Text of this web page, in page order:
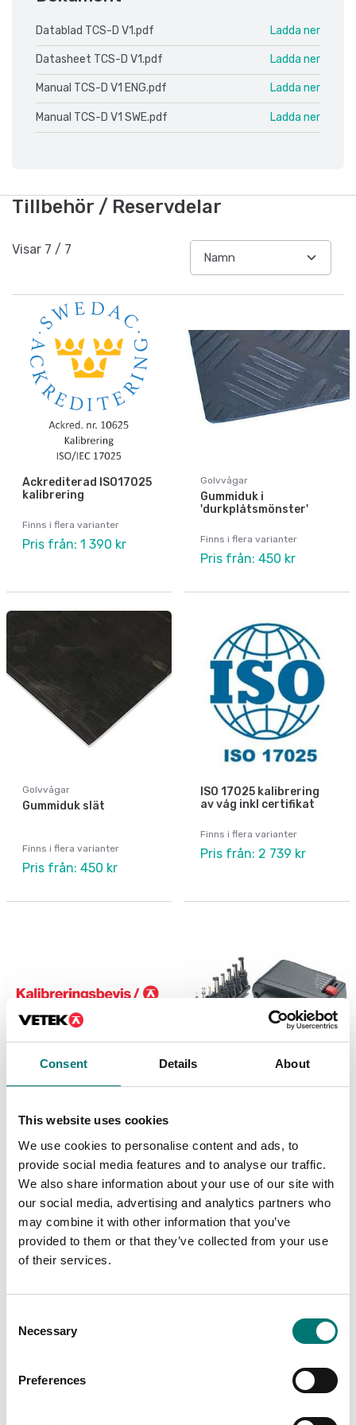
Consent Details About
This website uses cookies
We use cookies to personalise content and ads, to
provide social media features and to analyse our traffic.
We also share information about your use of our site with
our social media, advertising and analytics partners who
may combine it with other information that you’ve
provided to them or that they’ve collected from your use
of their services.
Selection
Necessary
Preferences
Datablad TCS-D V1.pdf Ladda ner
Datasheet TCS-D V1.pdf Ladda ner
Manual TCS-D V1 ENG.pdf Ladda ner
Manual TCS-D V1 SWE.pdf Ladda ner
Tillbehör / Reservdelar
Visar 7 / 7
Ackrediterad ISO17025
kalibrering
Finns i flera varianter
Pris från: 1 390 kr
Golvvågar
Gummiduk i
'durkplåtsmönster'
Finns i flera varianter
Pris från: 450 kr
Golvvågar
Gummiduk slät
Finns i flera varianter
Pris från: 450 kr
ISO 17025 kalibrering
av våg inkl certifikat
Finns i flera varianter
Pris från: 2 739 kr
Kalibrering av våg inkl
protokoll
Finns i flera varianter
Pris från: 890 kr
Vändb.pol. 8st
kontakter.
Artikelnr: UA-1
790 kr